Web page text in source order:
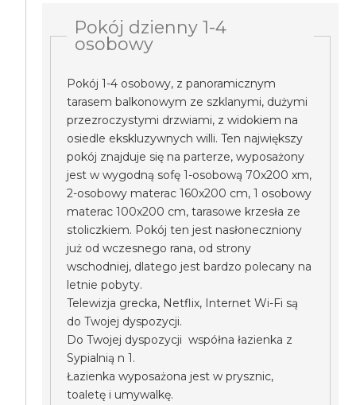
Pokój dzienny 1-4
osobowy
Pokój 1-4 osobowy, z panoramicznym
tarasem balkonowym ze szklanymi, dużymi
przezroczystymi drzwiami, z widokiem na
osiedle ekskluzywnych willi. Ten największy
pokój znajduje się na parterze, wyposażony
jest w wygodną sofę 1-osobową 70x200 xm,
2-osobowy materac 160x200 cm, 1 osobowy
materac 100x200 cm, tarasowe krzesła ze
stoliczkiem. Pokój ten jest nasłoneczniony
już od wczesnego rana, od strony
wschodniej, dlatego jest bardzo polecany na
letnie pobyty.
Telewizja grecka, Netflix, Internet Wi-Fi są
do Twojej dyspozycji.
Do Twojej dyspozycji współna łazienka z
Sypialnią n 1.
Łazienka wyposażona jest w prysznic,
toaletę i umywalkę.